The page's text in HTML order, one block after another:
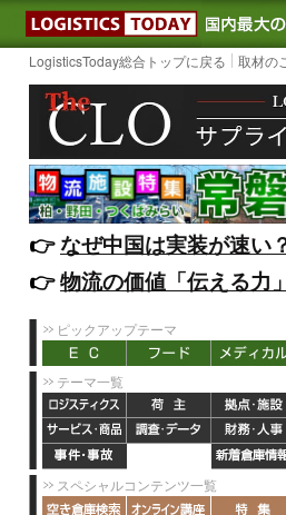
LogisticsToday総合トップに戻る 取材の
👉️なぜ中国は実装が速い
👉️物流の価値「伝える力
ピックアップテーマ
テーマ一覧
スペシャルコンテンツ一覧